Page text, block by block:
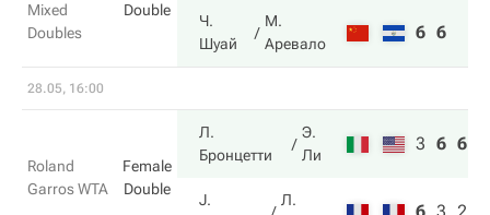
Mixed
Doubles
Double
Ч.
Шуай
М.
Аревало
6 6
28.05, 16:00
Roland
Garros WTA
Female
Double
Л.
Бронцетти
Э.
Ли
3 6 6
J.
Л.